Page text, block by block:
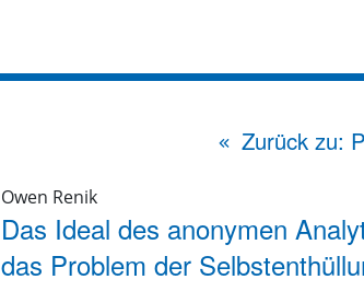
Zurück zu:
Owen Renik
Das Ideal des anonymen
das Problem der